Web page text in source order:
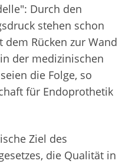
Durch den
stehen schon
Rücken zur Wand
der medizinischen
die Folge, so
für Endoprothetik
Ziel des
die Qualität in